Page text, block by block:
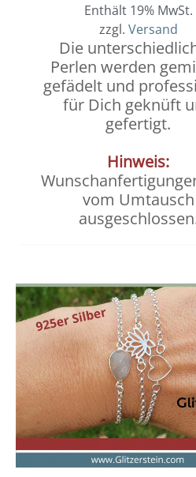
Enthält 19% MwSt.
zzgl. Versand
Die
Perlen werden
gefädelt und
für Dich geknüft
gefertigt.
Hinweis:
vom Umtausch